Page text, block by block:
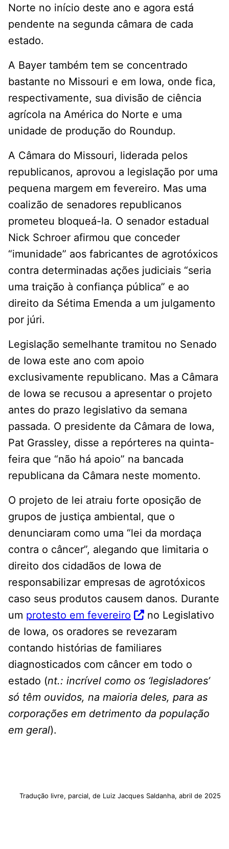
Norte no início deste ano e agora está
pendente na segunda câmara de cada
estado.
A Bayer também tem se concentrado
bastante no Missouri e em Iowa, onde fica,
respectivamente, sua divisão de ciência
agrícola na América do Norte e uma
unidade de produção do Roundup.
A Câmara do Missouri, liderada pelos
republicanos, aprovou a legislação por uma
pequena margem em fevereiro. Mas uma
coalizão de senadores republicanos
prometeu bloqueá-la. O senador estadual
Nick Schroer afirmou que conceder
“imunidade” aos fabricantes de agrotóxicos
contra determinadas ações judiciais “seria
uma traição à confiança pública” e ao
direito da Sétima Emenda a um julgamento
por júri.
Legislação semelhante tramitou no Senado
de Iowa este ano com apoio
exclusivamente republicano. Mas a Câmara
de Iowa se recusou a apresentar o projeto
antes do prazo legislativo da semana
passada. O presidente da Câmara de Iowa,
Pat Grassley, disse a repórteres na quinta-
feira que “não há apoio” na bancada
republicana da Câmara neste momento.
O projeto de lei atraiu forte oposição de
grupos de justiça ambiental, que o
denunciaram como uma “lei da mordaça
contra o câncer”, alegando que limitaria o
direito dos cidadãos de Iowa de
responsabilizar empresas de agrotóxicos
caso seus produtos causem danos. Durante
um protesto em fevereiro
no Legislativo
de Iowa, os oradores se revezaram
contando histórias de familiares
diagnosticados com câncer em todo o
estado (nt.: incrível como os ‘legisladores’
só têm ouvidos, na maioria deles, para as
corporações em detrimento da população
em geral).
Tradução livre, parcial, de Luiz Jacques Saldanha, abril de 2025